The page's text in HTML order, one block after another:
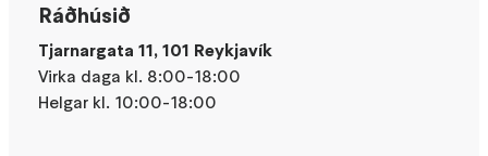
Ráðhúsið
Tjarnargata 11, 101 Reykjavík
Virka daga kl. 8:00-18:00
Helgar kl. 10:00-18:00